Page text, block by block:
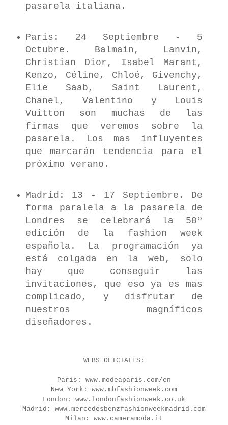
pasarela italiana.
Paris: 24 Septiembre - 5
Octubre. Balmain, Lanvin,
Christian Dior, Isabel Marant,
Kenzo, Céline, Chloé, Givenchy,
Elie Saab, Saint Laurent,
Chanel, Valentino y Louis
Vuitton son muchas de las
firmas que veremos sobre la
pasarela. Los mas influyentes
que marcarán tendencia para el
próximo verano.
Madrid: 13 - 17 Septiembre. De
forma paralela a la pasarela de
Londres se celebrará la 58º
edición de la fashion week
española. La programación ya
está colgada en la web, solo
hay que conseguir las
invitaciones, que eso ya es mas
complicado, y disfrutar de
nuestros magníficos
diseñadores.
WEBS OFICIALES:
Paris: www.modeaparis.com/en
New York: www.mbfashionweek.com
London: www.londonfashionweek.co.uk
Madrid: www.mercedesbenzfashionweekmadrid.com
Milan: www.cameramoda.it